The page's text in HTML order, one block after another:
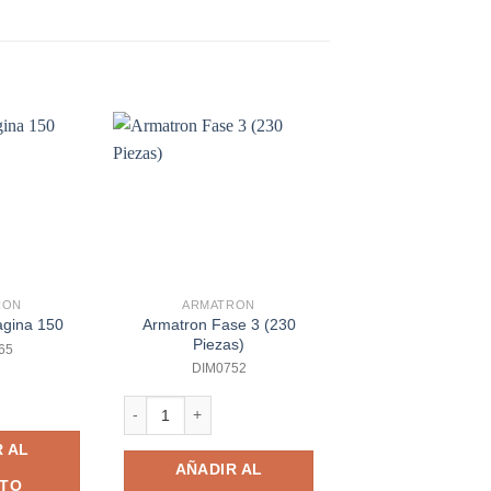
150
AL
ARMATRON
Armatron Fase 3 (230
Piezas)
DIM0752
AÑADIR AL